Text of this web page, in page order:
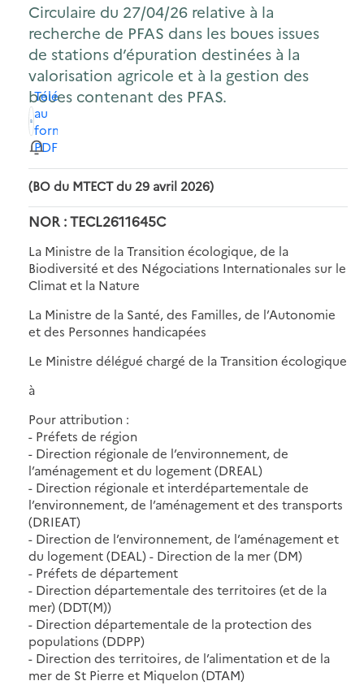
Circulaire du 27/04/26 relative à la
recherche de PFAS dans les boues issues
de stations d’épuration destinées à la
valorisation agricole et à la gestion des
boues contenant des PFAS.
Télécharger
au
format
PDF
(BO du MTECT du 29 avril 2026)
NOR : TECL2611645C
La Ministre de la Transition écologique, de la
Biodiversité et des Négociations Internationales sur le
Climat et la Nature
La Ministre de la Santé, des Familles, de l’Autonomie
et des Personnes handicapées
Le Ministre délégué chargé de la Transition écologique
à
Pour attribution :
- Préfets de région
- Direction régionale de l’environnement, de
l’aménagement et du logement (DREAL)
- Direction régionale et interdépartementale de
l’environnement, de l’aménagement et des transports
(DRIEAT)
- Direction de l’environnement, de l’aménagement et
du logement (DEAL) - Direction de la mer (DM)
- Préfets de département
- Direction départementale des territoires (et de la
mer) (DDT(M))
- Direction départementale de la protection des
populations (DDPP)
- Direction des territoires, de l’alimentation et de la
mer de St Pierre et Miquelon (DTAM)